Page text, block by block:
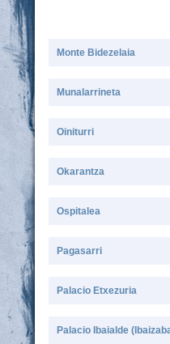
Monte Bidezelaia
Munalarrineta
Oiniturri
Okarantza
Ospitalea
Pagasarri
Palacio Etxezuria
Palacio Ibaialde